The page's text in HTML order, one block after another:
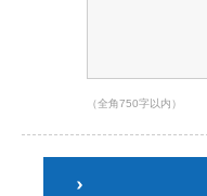
（全角750字以内）